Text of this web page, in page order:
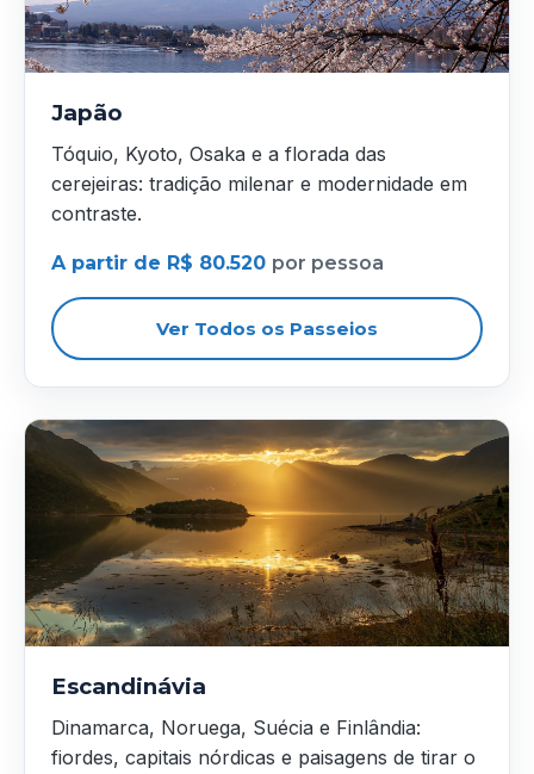
Japão
Tóquio, Kyoto, Osaka e a florada das
cerejeiras: tradição milenar e modernidade em
contraste.
A partir de R$ 80.520 por pessoa
Ver Todos os Passeios
Escandinávia
Dinamarca, Noruega, Suécia e Finlândia:
fiordes, capitais nórdicas e paisagens de tirar o